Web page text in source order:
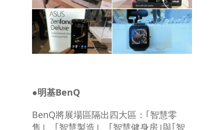
●明基BenQ
BenQ將展場區隔出四大區：｢智慧零
售｣、｢智慧製造｣、｢智慧健身房｣與｢智